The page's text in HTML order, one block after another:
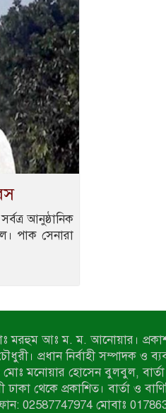
আনুষ্ঠানিক
পাক সেনারা
মরহুম আঃ ম. ম. আনোয়ার।
প্রধান নির্বাহী সম্পাদক ও
মোঃ মনোয়ার হোসেন বুলবুল,
ঢাকা থেকে প্রকাশিত। বার্তা ও
02587747974 মোবাঃ